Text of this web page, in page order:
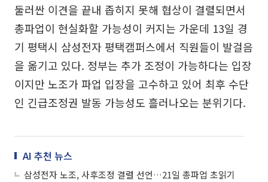
둘러싼 이견을 끝내 좁히지 못해 협상이 결렬되면서
총파업이 현실화할 가능성이 커지는 가운데 13일 경
기 평택시 삼성전자 평택캠퍼스에서 직원들이 발걸음
을 옮기고 있다. 정부는 추가 조정이 가능하다는 입장
이지만 노조가 파업 입장을 고수하고 있어 최후 수단
인 긴급조정권 발동 가능성도 흘러나오는 분위기다.
AI 추천 뉴스
삼성전자 노조, 사후조정 결렬 선언…21일 총파업 초읽기